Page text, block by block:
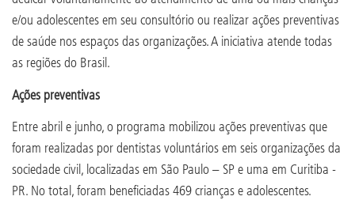
e/ou adolescentes em seu consultório ou realizar ações preventivas
de saúde nos espaços das organizações. A iniciativa atende todas
as regiões do Brasil.
Ações preventivas
Entre abril e junho, o programa mobilizou ações preventivas que
foram realizadas por dentistas voluntários em seis organizações da
sociedade civil, localizadas em São Paulo – SP e uma em Curitiba -
PR. No total, foram beneficiadas 469 crianças e adolescentes.